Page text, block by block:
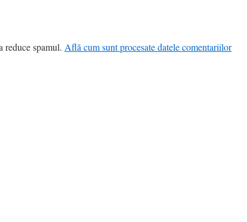
reduce spamul. Află cum sunt procesate datele comentariilor